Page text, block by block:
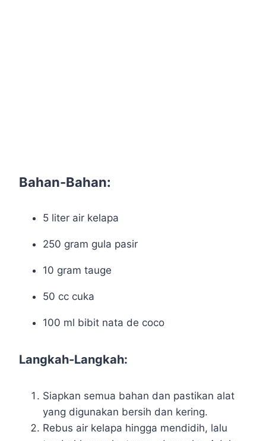
Bahan-Bahan:
5 liter air kelapa
250 gram gula pasir
10 gram tauge
50 cc cuka
100 ml bibit nata de coco
Langkah-Langkah:
Siapkan semua bahan dan pastikan alat
yang digunakan bersih dan kering.
Rebus air kelapa hingga mendidih, lalu